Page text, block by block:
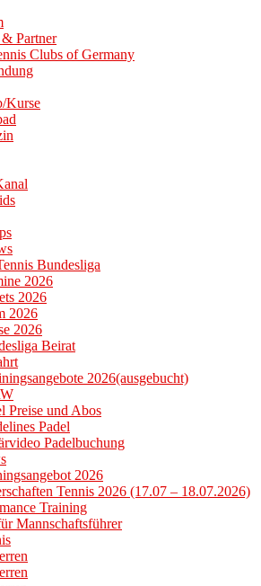
Partner
Clubs of Germany
Kurse
Bundesliga
2026
2026
2026
2026
Beirat
2026(ausgebucht)
Preise und Abos
Padel
Padelbuchung
2026
Tennis 2026 (17.07 – 18.07.2026)
Training
Mannschaftsführer